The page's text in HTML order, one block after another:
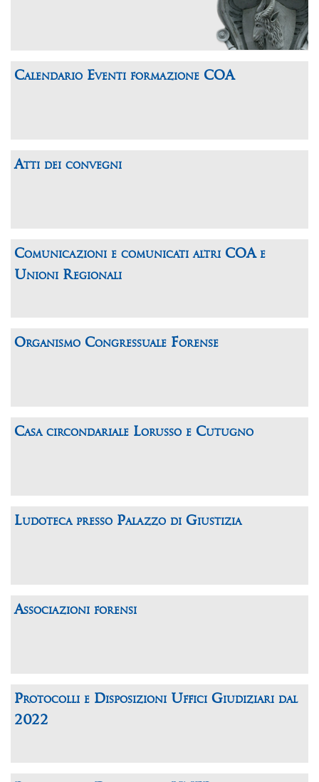
Calendario Eventi formazione COA
Atti dei convegni
Comunicazioni e comunicati altri COA e
Unioni Regionali
Organismo Congressuale Forense
Casa circondariale Lorusso e Cutugno
Ludoteca presso Palazzo di Giustizia
Associazioni forensi
Protocolli e Disposizioni Uffici Giudiziari dal
2022